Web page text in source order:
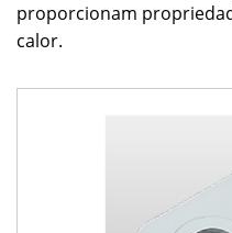
proporcionam
calor.